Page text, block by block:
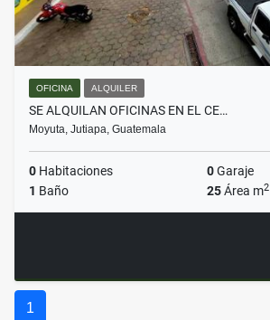
OFICINA ALQUILER
SE ALQUILAN OFICINAS EN EL CE…
Moyuta, Jutiapa, Guatemala
0 Habitaciones 0Garaje
1 Baño 25Área m2
1